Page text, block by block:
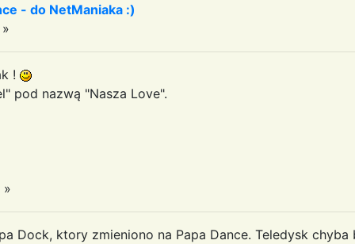
- do NetManiaka :)
!
pod nazwą "Nasza Love".
»
Dock, ktory zmieniono na Papa Dance. Teledysk